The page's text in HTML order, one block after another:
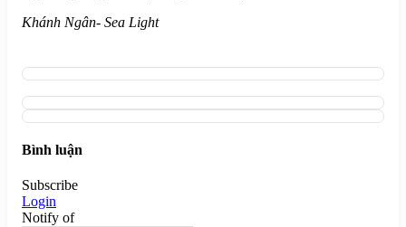
Khánh Ngân- Sea Light
Bình luận
Subscribe
Login
Notify of